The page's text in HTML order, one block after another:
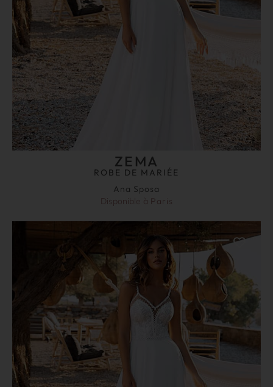
ZEMA
ROBE DE MARIÉE
Ana Sposa
Disponible à Paris